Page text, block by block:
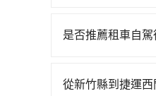
直到23:27，新竹-
的計程車，搭上
是否推薦租車自
天就要來回，那
從新竹縣到捷運